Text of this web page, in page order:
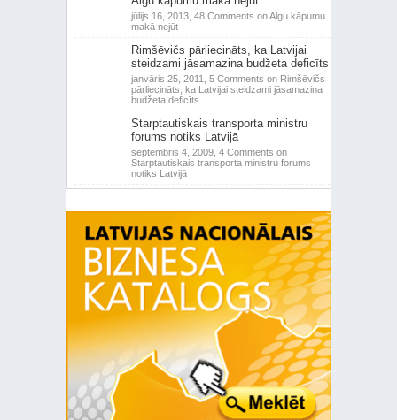
jūlijs 16, 2013, 48 Comments on Algu kāpumu
makā nejūt
Rimšēvičs pārliecināts, ka Latvijai
steidzami jāsamazina budžeta deficīts
janvāris 25, 2011, 5 Comments on Rimšēvičs
pārliecināts, ka Latvijai steidzami jāsamazina
budžeta deficīts
Starptautiskais transporta ministru
forums notiks Latvijā
septembris 4, 2009, 4 Comments on
Starptautiskais transporta ministru forums
notiks Latvijā